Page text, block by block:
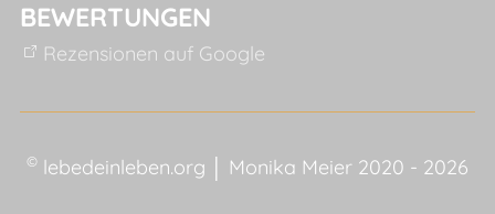
BEWERTUNGEN
Rezensionen auf Google
© lebedeinleben.org │ Monika Meier 2020 - 2026